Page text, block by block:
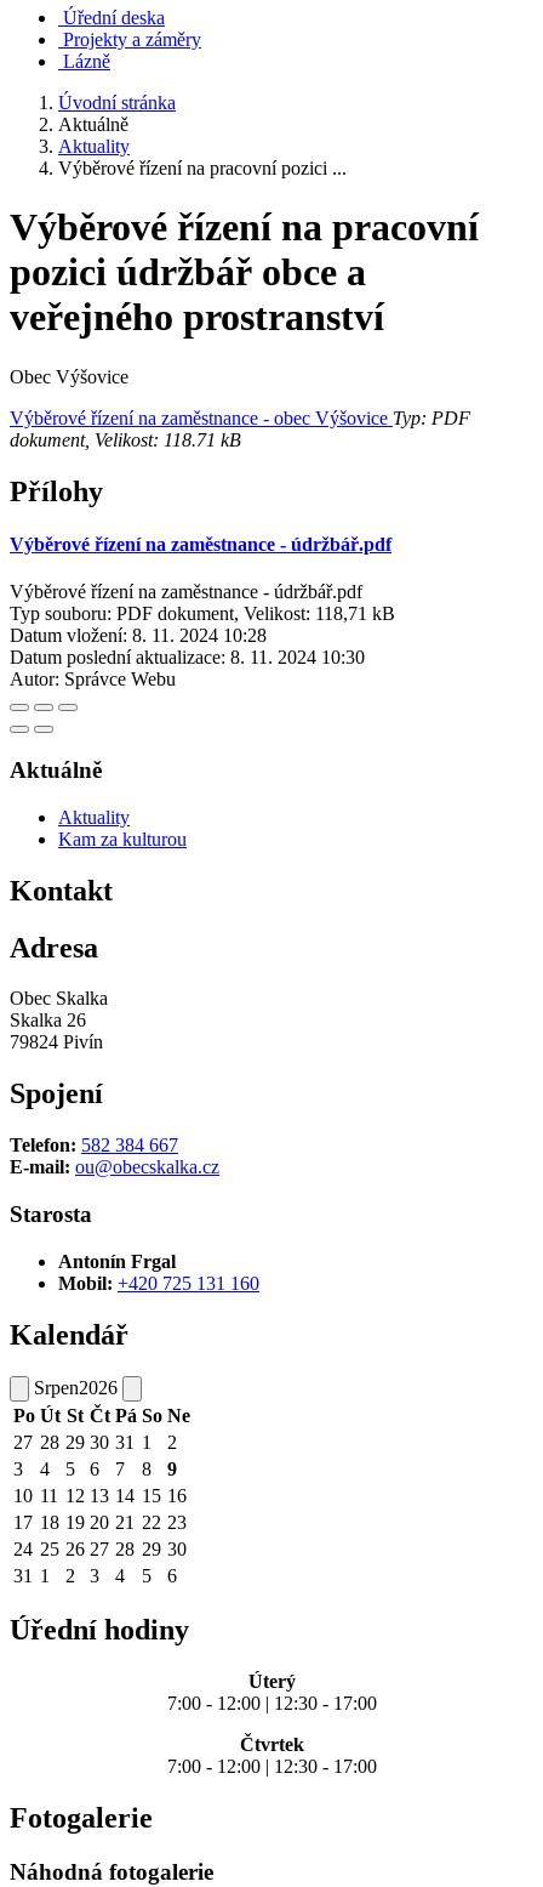
Úřední deska
Projekty a záměry
Lázně
Úvodní stránka
Aktuálně
Aktuality
Výběrové řízení na pracovní pozici ...
Výběrové řízení na pracovní
pozici údržbář obce a
veřejného prostranství
Obec Výšovice
Výběrové řízení na zaměstnance - obec Výšovice Typ: PDF
dokument, Velikost: 118.71 kB
Přílohy
Výběrové řízení na zaměstnance - údržbář.pdf
Výběrové řízení na zaměstnance - údržbář.pdf
Typ souboru: PDF dokument, Velikost: 118,71 kB
Datum vložení: 8. 11. 2024 10:28
Datum poslední aktualizace: 8. 11. 2024 10:30
Autor: Správce Webu
Aktuálně
Aktuality
Kam za kulturou
Kontakt
Adresa
Obec Skalka
Skalka 26
79824 Pivín
Spojení
Telefon: 582 384 667
E-mail: ou@obecskalka.cz
Starosta
Antonín Frgal
Mobil: +420 725 131 160
Kalendář
Srpen2026
Po Út St Čt Pá So Ne
27 28 29 30 31 1
2
3
4 5 6 7 8
9
10 11 12 13 14 15 16
17 18 19 20 21 22 23
24 25 26 27 28 29 30
31 1 2 3 4 5 6
Úřední hodiny
Úterý
7:00 - 12:00 | 12:30 - 17:00
Čtvrtek
7:00 - 12:00 | 12:30 - 17:00
Fotogalerie
Náhodná fotogalerie